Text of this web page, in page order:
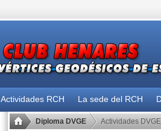
Actividades RCH La sede del RCH
Diploma DVGE Actividades DVGE